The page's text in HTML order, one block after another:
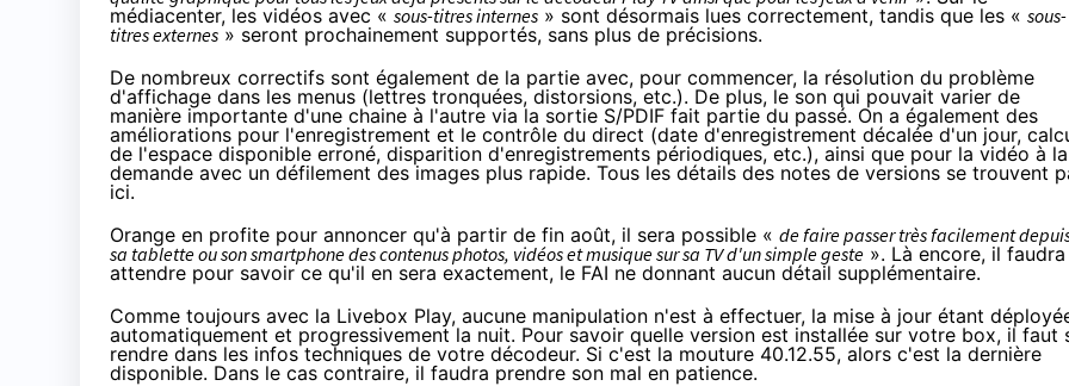
médiacenter, les vidéos avec « sous-titres internes » sont désormais lues correctement, tandis que les « sous-
titres externes » seront prochainement supportés, sans plus de précisions.
De nombreux correctifs sont également de la partie avec, pour commencer, la résolution du problème
d'affichage dans les menus (lettres tronquées, distorsions, etc.). De plus, le son qui pouvait varier de
manière importante d'une chaine à l'autre via la sortie S/PDIF fait partie du passé. On a également des
améliorations pour l'enregistrement et le contrôle du direct (date d'enregistrement décalée d'un jour,
de l'espace disponible erroné, disparition d'enregistrements périodiques, etc.), ainsi que pour la vidéo à la
demande avec un défilement des images plus rapide. Tous les détails des notes de versions se trouvent
ici.
Orange en profite pour annoncer qu'à partir de fin août, il sera possible « de faire passer très facilement
sa tablette ou son smartphone des contenus photos, vidéos et musique sur sa TV d'un simple geste ». Là encore, il faudra
attendre pour savoir ce qu'il en sera exactement, le FAI ne donnant aucun détail supplémentaire.
Comme toujours avec la Livebox Play, aucune manipulation n'est à effectuer, la mise à jour étant
automatiquement et progressivement la nuit. Pour savoir quelle version est installée sur votre box, il faut
rendre dans les infos techniques de votre décodeur. Si c'est la mouture 40.12.55, alors c'est la dernière
disponible. Dans le cas contraire, il faudra prendre son mal en patience.